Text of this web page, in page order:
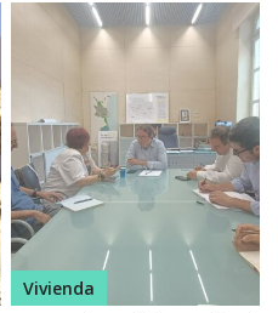
Vivienda